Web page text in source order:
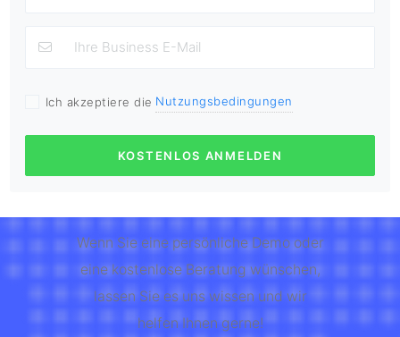
Ich akzeptiere die Nutzungsbedingungen
KOSTENLOS ANMELDEN
Wenn Sie eine persönliche Demo oder
eine kostenlose Beratung wünschen,
lassen Sie es uns wissen und wir
helfen Ihnen gerne!